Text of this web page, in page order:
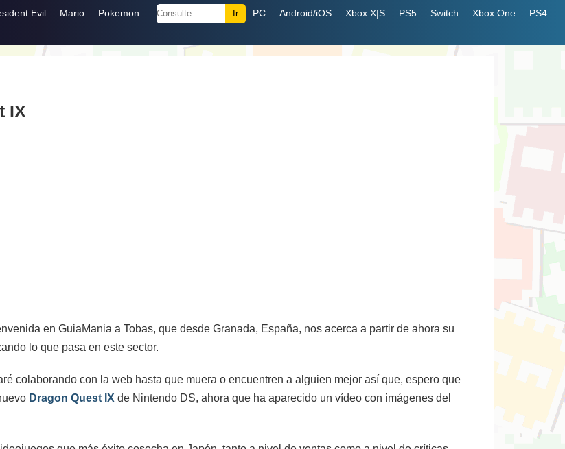
Evil Mario Pokemon PC Android/iOS Xbox X|S PS5 Switch Xbox One
PS4
IX
en GuiaMania a Tobas, que desde Granada, España, nos acerca a partir de ahora su
lo que pasa en este sector.
colaborando con la web hasta que muera o encuentren a alguien mejor así que, espero que
Dragon Quest IX de Nintendo DS, ahora que ha aparecido un vídeo con imágenes del